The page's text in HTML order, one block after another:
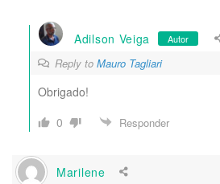
Adilson Veiga Autor
Reply to Mauro Tagliari
Obrigado!
0
Responder
Marilene